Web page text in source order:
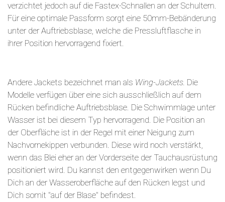
verzichtet jedoch auf die Fastex-Schnallen an der Schultern.
Für eine optimale Passform sorgt eine 50mm-Bebänderung
unter der Auftriebsblase, welche die Pressluftflasche in
ihrer Position hervorragend fixiert.
Andere Jackets bezeichnet man als Wing-Jackets. Die
Modelle verfügen über eine sich ausschließlich auf dem
Rücken befindliche Auftriebsblase. Die Schwimmlage unter
Wasser ist bei diesem Typ hervorragend. Die Position an
der Oberfläche ist in der Regel mit einer Neigung zum
Nachvornekippen verbunden. Diese wird noch verstärkt,
wenn das Blei eher an der Vorderseite der Tauchausrüstung
positioniert wird. Du kannst den entgegenwirken wenn Du
Dich an der Wasseroberfläche auf den Rücken legst und
Dich somit "auf der Blase" befindest.